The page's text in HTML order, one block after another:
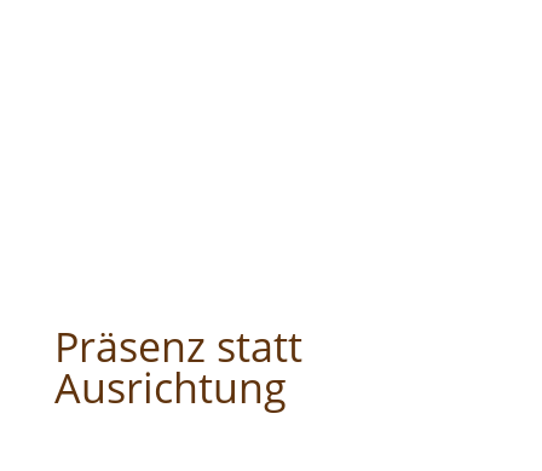
Präsenz statt
Ausrichtung